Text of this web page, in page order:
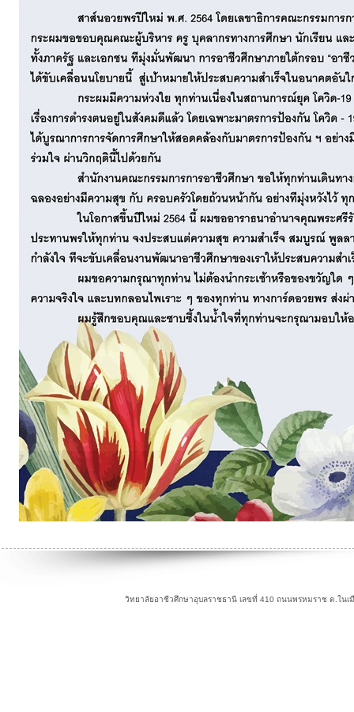
วิทยาลัยอาชีวศึกษาอุบลราชธานี เลขที่ 410 ถนนพรหมราช ต.ในเ